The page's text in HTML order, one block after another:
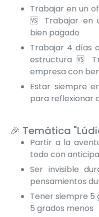
Trabajar en un
🆚 Trabajar en
bien pagado
Trabajar 4 días
estructura 🆚
empresa con
Estar siempre
para reflexionar
🎉 Temática
Partir a la
todo con
Ser invisible
pensamientos
Tener siempre 5
5 grados menos